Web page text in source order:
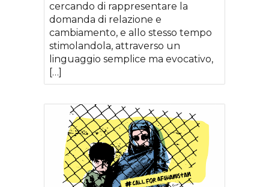
cercando di rappresentare la
domanda di relazione e
cambiamento, e allo stesso tempo
stimolandola, attraverso un
linguaggio semplice ma evocativo,
[…]